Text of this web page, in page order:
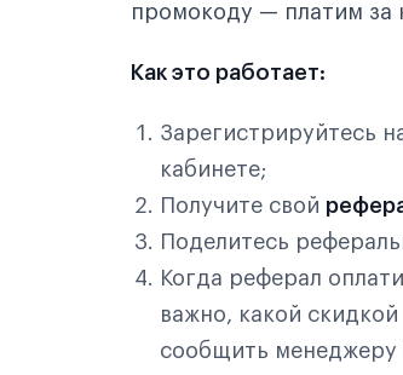
промокоду — платим за
Как это работает:
Зарегистрируйтесь
кабинете;
Получите свой
Поделитесь
Когда реферал
важно, какой
сообщить менеджеру